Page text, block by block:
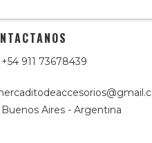
+54 911 73678439
Buenos Aires - Argentina